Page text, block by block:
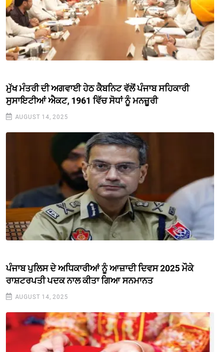
ਮੁੱਖ ਮੰਤਰੀ ਦੀ ਅਗਵਾਈ ਹੇਠ ਕੈਬਨਿਟ ਵੱਲੋਂ ਪੰਜਾਬ ਸਹਿਕਾਰੀ
ਸੁਸਾਇਟੀਆਂ ਐਕਟ, 1961 ਵਿੱਚ ਸੋਧਾਂ ਨੂੰ ਮਨਜ਼ੂਰੀ
AUGUST 14, 2025
ਪੰਜਾਬ ਪੁਲਿਸ ਦੇ ਅਧਿਕਾਰੀਆਂ ਨੂੰ ਆਜ਼ਾਦੀ ਦਿਵਸ 2025 ਮੌਕੇ
ਰਾਸ਼ਟਰਪਤੀ ਪਦਕ ਨਾਲ ਕੀਤਾ ਗਿਆ ਸਨਮਾਨਤ
AUGUST 14, 2025